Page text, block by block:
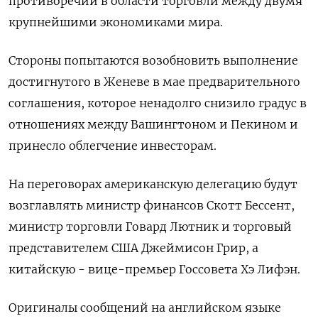
крупнейшими экономиками мира.
Стороны попытаются возобновить выполнение
достигнутого в Женеве в мае предварительного
соглашения, которое ненадолго снизило градус в
отношениях между Вашингтоном и Пекином и
принесло облегчение инвесторам.
На переговорах американскую делегацию будут
возглавлять министр финансов Скотт Бессент,
министр торговли Говард Лютник и торговый
представителем США Джеймисон Грир, а
китайскую - вице-премьер Госсовета Хэ Лифэн.
Оригиналы сообщений на английском языке